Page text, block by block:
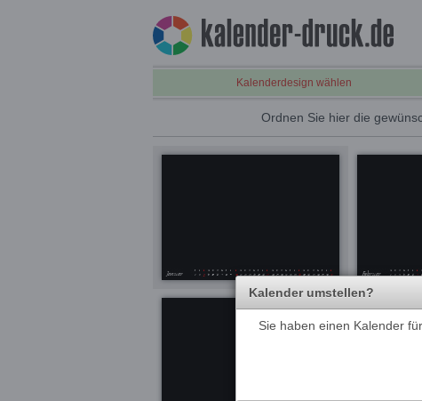
Kalenderdesign wählen
Ordnen Sie hier die
Kalender umstellen?
Sie haben einen Kalender